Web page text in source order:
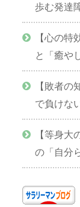
歩む発達
【心の特
と「癒や
【敗者
で負けな
【等身大
の「自分